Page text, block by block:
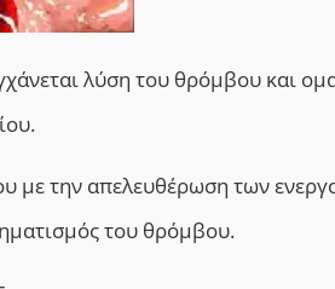
λύση του θρόμβου και
με την απελευθέρωση των
του θρόμβου.